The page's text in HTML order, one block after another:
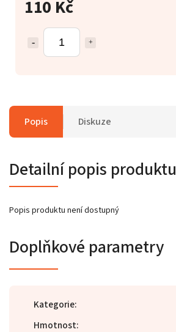
110 Kč
Popis Diskuze
Detailní popis produktu
Popis produktu není dostupný
Doplňkové parametry
Kategorie:
Hmotnost: